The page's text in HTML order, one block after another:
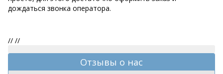
дождаться звонка оператора.
// //
Отзывы о нас